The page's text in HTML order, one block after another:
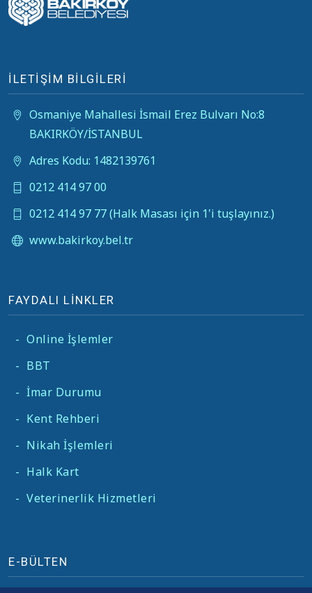
İLETİŞİM BİLGİLERİ
Osmaniye Mahallesi İsmail Erez Bulvarı No:8
BAKIRKÖY/İSTANBUL
Adres Kodu: 1482139761
0212 414 97 00
0212 414 97 77 (Halk Masası için 1'i tuşlayınız.)
www.bakirkoy.bel.tr
FAYDALI LİNKLER
- Online İşlemler
- BBT
- İmar Durumu
- Kent Rehberi
- Nikah İşlemleri
- Halk Kart
- Veterinerlik Hizmetleri
E-BÜLTEN